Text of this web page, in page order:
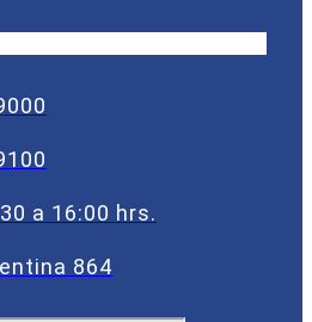
a 16:00 hrs.
864